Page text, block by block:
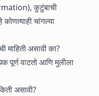
कुटुंबाची
चांगल्या
असावी का?
पूर्ण वाटतो आणि मुलीला
असावी?